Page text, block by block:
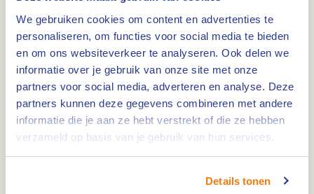
We gebruiken cookies om content en advertenties te
personaliseren, om functies voor social media te bieden
en om ons websiteverkeer te analyseren. Ook delen we
informatie over je gebruik van onze site met onze
partners voor social media, adverteren en analyse. Deze
partners kunnen deze gegevens combineren met andere
informatie die je aan ze hebt verstrekt of die ze hebben
verzameld op basis van je gebruik van hun services.
Details tonen
Landgoed Leudal
0,0km
Flossverleih TreibGuT Buggenum